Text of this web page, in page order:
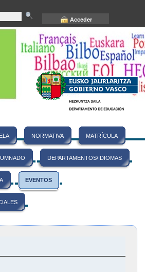
Acceder
NORMATIVA MATRÍCULA
DEPARTAMENTOS/IDIOMAS
EVENTOS